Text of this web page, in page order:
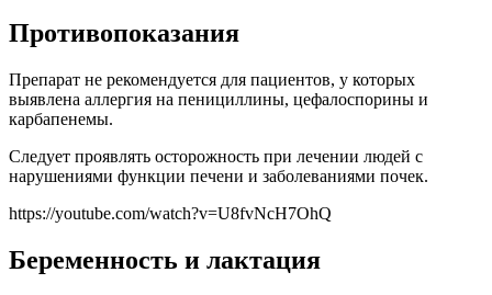
Противопоказания
Препарат не рекомендуется для пациентов, у которых
выявлена аллергия на пенициллины, цефалоспорины и
карбапенемы.
Следует проявлять осторожность при лечении людей с
нарушениями функции печени и заболеваниями почек.
https://youtube.com/watch?v=U8fvNcH7OhQ
Беременность и лактация